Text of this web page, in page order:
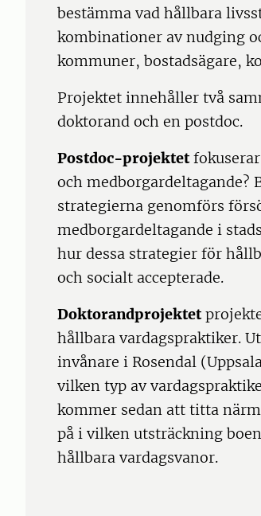
bestämma vad hållbara
kombinationer av nudging
kommuner, bostadsägare,
Projektet innehåller två
doktorand och en postdoc.
Postdoc-projektetfokuserar
och medborgardeltagande?
strategierna genomförs
medborgardeltagande i
hur dessa strategier för
och socialt accepterade.
Doktorandprojektet
hållbara vardagspraktiker.
invånare i Rosendal
vilken typ av
kommer sedan att titta
på i vilken utsträckning
hållbara vardagsvanor.